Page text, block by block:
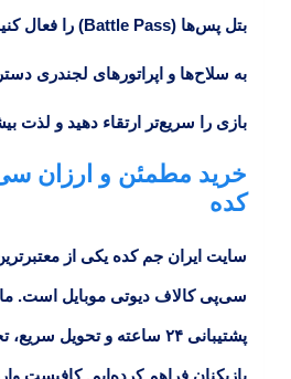
بتل پس‌ها (Battle Pass) را فعال کنید
به سلاح‌ها و اپراتورهای لجندری
بازی را سریع‌تر ارتقاء دهید و لذت
خرید مطمئن و ارزان
کده
سایت ایران جم کده یکی از
سی‌پی کالاف دیوتی موبایل است. ما
پشتیبانی ۲۴ ساعته و تحویل